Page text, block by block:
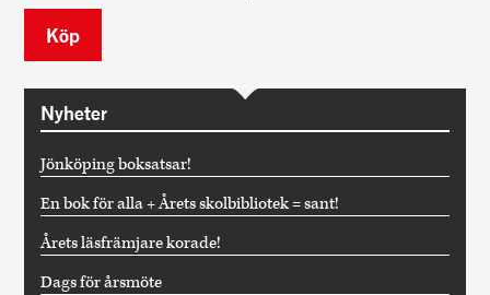
Köp
Nyheter
Jönköping boksatsar!
En bok för alla + Årets skolbibliotek = sant!
Årets läsfrämjare korade!
Dags för årsmöte